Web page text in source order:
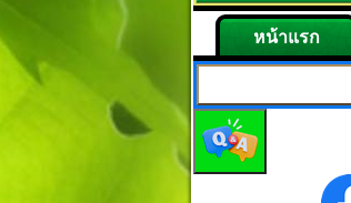
หน้าแรก